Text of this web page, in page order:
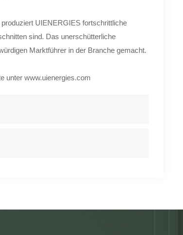
UIENERGIES fortschrittliche
sind. Das unerschütterliche
Marktführer in der Branche gemacht.
unter www.uienergies.com